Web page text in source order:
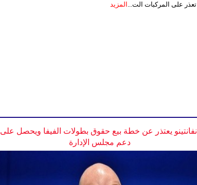
تعذر على المركبات الت... المزيد
إنفانتينو يعتذر عن خطة بيع حقوق بطولات الفيفا ويحصل على
دعم مجلس الإدارة